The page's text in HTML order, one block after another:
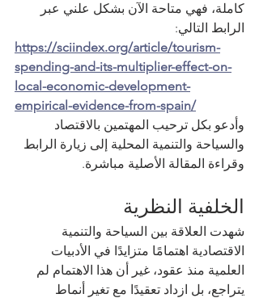
كاملة، فهي متاحة الآن بشكل علني عبر
الرابط التالي:
https://sciindex.org/article/tourism-
spending-and-its-multiplier-effect-on-
local-economic-development-
empirical-evidence-from-spain/
وأدعو بكل ترحيب المهتمين بالاقتصاد
والسياحة والتنمية المحلية إلى زيارة الرابط
وقراءة المقالة الأصلية مباشرة.
الخلفية النظرية
شهدت العلاقة بين السياحة والتنمية
الاقتصادية اهتمامًا متزايدًا في الأدبيات
العلمية منذ عقود، غير أن هذا الاهتمام لم
يتراجع، بل ازداد تعقيدًا مع تغير أنماط